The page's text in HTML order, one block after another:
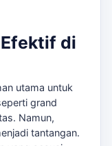
di
utama untuk
grand
Namun,
tantangan.